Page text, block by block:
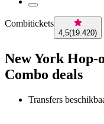
Combitickets
4,5(19.420)
New York Hop-
Combo deals
Transfers